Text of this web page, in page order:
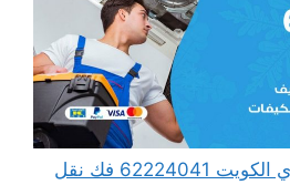
فني تكييف مركزي هندي الكويت 62224041 فك نقل